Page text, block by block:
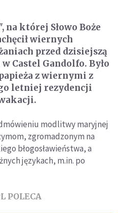
na której Słowo Boże
wiernych
przed dzisiejszą
Castel Gandolfo. Było
z wiernymi z
letniej rezydencji
modlitwy maryjnej
zgromadzonym na
błogosławieństwa, a
językach, m.in. po
POLECA